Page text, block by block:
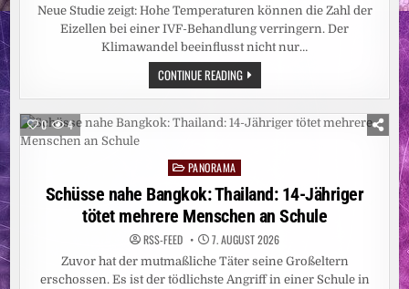
Neue Studie zeigt: Hohe Temperaturen können die Zahl der
Eizellen bei einer IVF-Behandlung verringern. Der
Klimawandel beeinflusst nicht nur…
CONTINUE READINGHITZE
BEEINFLUSST
FRUCHTBARKEIT
0 4
PostedPANORAMA
Schüsse nahe Bangkok: Thailand: 14-Jähriger
tötet mehrere Menschen an Schule
RSS-FEED 7. AUGUST 2026
Zuvor hat der mutmaßliche Täter seine Großeltern
erschossen. Es ist der tödlichste Angriff in einer Schule in